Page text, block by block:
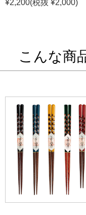
¥2,200(税抜 ¥2,000)
こんな商